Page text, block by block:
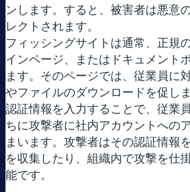
ンします。すると、被害者は悪意
レクトされます。
フィッシングサイトは通常、正規
インページ、またはドキュメント
ます。そのページでは、従業員に
やファイルのダウンロードを促しま
認証情報を入力することで、従業
ちに攻撃者に社内アカウントへの
まいます。攻撃者はその認証情報
を収集したり、組織内で攻撃を仕
能です。